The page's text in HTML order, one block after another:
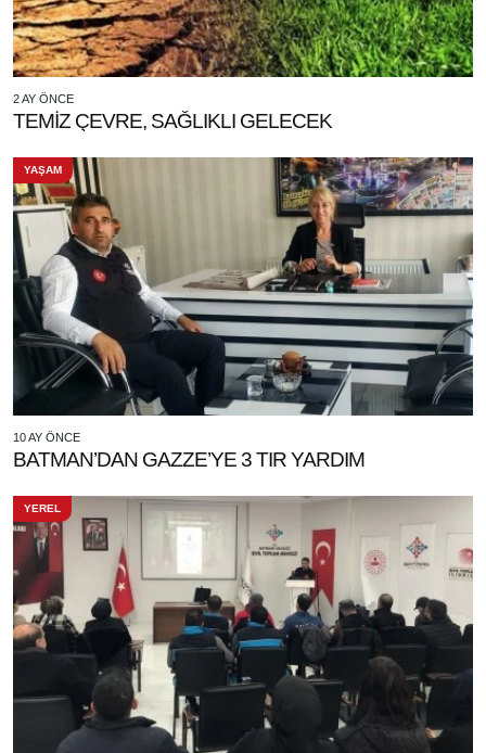
2 AY ÖNCE
TEMİZ ÇEVRE, SAĞLIKLI GELECEK
YAŞAM
10 AY ÖNCE
BATMAN’DAN GAZZE’YE 3 TIR YARDIM
YEREL